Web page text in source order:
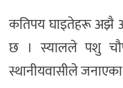
कतिपय घाइतेहरू अझै
छ । स्यालले पशु
स्थानीयवासीले